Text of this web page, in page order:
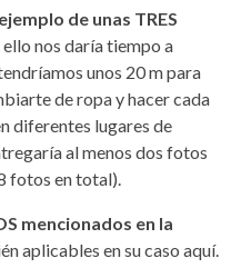
de unas TRES
ello nos daría tiempo a
unos 20 m para
de ropa y hacer cada
diferentes lugares de
al menos dos fotos
fotos en total).
mencionados en la
aplicables en su caso aquí.